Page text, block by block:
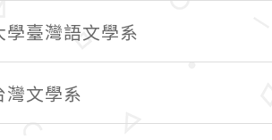
臺灣語文學系
文學系